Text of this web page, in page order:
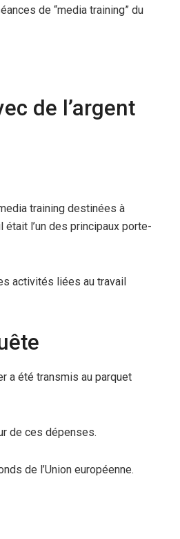
de “media training” du
de l’argent
training destinées à
l’un des principaux porte-
activités liées au travail
a été transmis au parquet
de ces dépenses.
de l’Union européenne.